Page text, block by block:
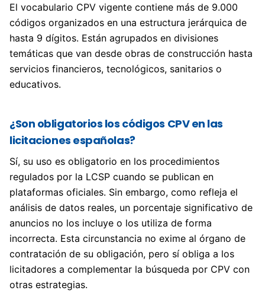
El vocabulario CPV vigente contiene más de 9.000
códigos organizados en una estructura jerárquica de
hasta 9 dígitos. Están agrupados en divisiones
temáticas que van desde obras de construcción hasta
servicios financieros, tecnológicos, sanitarios o
educativos.
¿Son obligatorios los códigos CPV en las
licitaciones españolas?
Sí, su uso es obligatorio en los procedimientos
regulados por la LCSP cuando se publican en
plataformas oficiales. Sin embargo, como refleja el
análisis de datos reales, un porcentaje significativo de
anuncios no los incluye o los utiliza de forma
incorrecta. Esta circunstancia no exime al órgano de
contratación de su obligación, pero sí obliga a los
licitadores a complementar la búsqueda por CPV con
otras estrategias.